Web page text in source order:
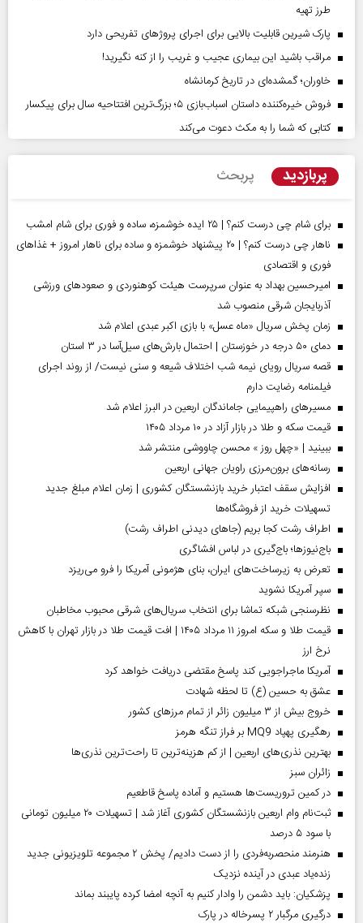
طرز تهیه
پارک شیرین قابلیت‌ بالایی برای اجرای پروژهای تفریحی دارد
مراقب باشید این بیماری عجیب و غریب را از کنه نگیرید!
خاوران؛ گمشده‌ای در تاریخ کرمانشاه
فروش خیره‌کننده داستان اسباب‌بازی ۵؛ بزرگ‌ترین افتتاحیه سال برای پیکسار
کتابی که شما را به مکث دعوت می‌کند
پربازدید پربحث
برای شام چی درست کنم؟ | ۲۵ ایده خوشمزه، ساده و فوری برای شام امشب
ناهار چی درست کنم؟ | ۲۰ پیشنهاد خوشمزه و ساده برای ناهار امروز + غذاهای
فوری و اقتصادی
امیرحسین بهداد به عنوان سرپرست هیئت کوهنوردی و صعودهای ورزشی
آذربایجان شرقی منصوب شد
زمان پخش سریال «ماه عسل» با بازی اکبر عبدی اعلام شد
دمای ۵۰ درجه در خوزستان | احتمال بارش‌های سیل‌آسا در ۳ استان
قصه سریال رویای نیمه شب اختلاف شیعه و سنی نیست/ از روند اجرای
فیلمنامه رضایت دارم
مسیر‌های راهپیمایی جاماندگان اربعین در البرز اعلام شد
قیمت سکه و طلا در بازار آزاد در ۱۰ مرداد ۱۴۰۵
ببینید | «چهل روز » محسن چاووشی منتشر شد
رسانه‌های برون‌مرزی راویان جهانی اربعین
افزایش سقف اعتبار خرید بازنشستگان کشوری | زمان اعلام مبلغ جدید
تسهیلات خرید از فروشگاه‌ها
اطراف رشت کجا بریم (جاهای دیدنی اطراف رشت)
باج‌نیوزها؛ باج‌گیری در لباس افشاگری
تعرض به زیرساخت‌های ایران، بنای هژمونی آمریکا را فرو می‌ریزد
سپر آمریکا نشوید
نظرسنجی شبکه تماشا برای انتخاب سریال‌های شرقی محبوب مخاطبان
قیمت طلا و سکه امروز ۱۱ مرداد ۱۴۰۵ | افت قیمت طلا در بازار تهران با کاهش
نرخ ارز
آمریکا ماجراجویی کند پاسخ مقتضی دریافت خواهد کرد
عشق به حسین (ع) تا لحظه شهادت
خروج بیش از ۳ میلیون زائر از تمام مرز‌های کشور
رهگیری پهپاد MQ9 بر فراز تنگه هرمز
بهترین نذری‌های اربعین | از کم هزینه‌ترین تا راحت‌ترین نذری‌ها
‌زائران سبز
در کمین تروریست‌ها هستیم و آماده پاسخ قاطعیم
ثبت‌نام وام اربعین بازنشستگان کشوری آغاز شد | تسهیلات ۲۰ میلیون تومانی
با سود ۵ درصد
هنرمند منحصر‌به‌فردی را از دست دادیم/ پخش ۲ مجموعه تلویزیونی جدید
زنده‌یاد عبدی در آینده نزدیک
پزشکیان: باید دشمن را وادار کنیم به آنچه امضا کرده پایبند بماند
درگیری مرگبار ۲ پسرخاله در پارک